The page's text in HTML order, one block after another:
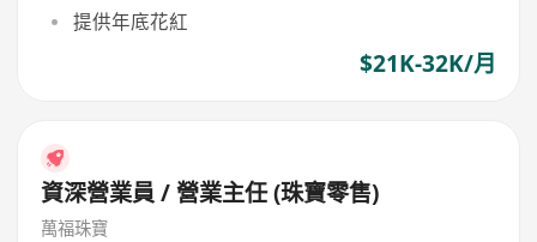
提供年底花紅
$21K-32K/月
資深營業員 / 營業主任 (珠寶零售)
萬福珠寶